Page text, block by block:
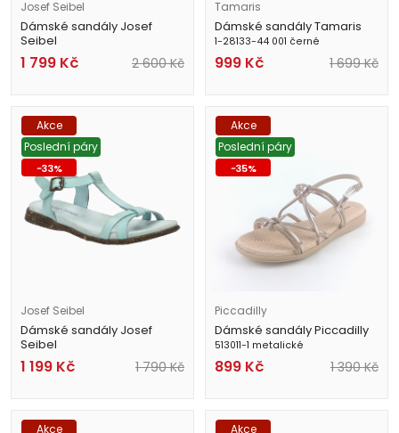
Josef Seibel
Dámské sandály Josef
Seibel
97302 TE380 202 béžové
1 799 Kč 2 600Kč
Tamaris
Dámské sandály Tamaris
1-28133-44 001 černé
999 Kč 1 699Kč
Akce
Poslední páry
-33%
Josef Seibel
Dámské sandály Josef
Seibel
74501 817 610 zelené
1 199 Kč 1 790Kč
Akce
Poslední páry
-35%
Piccadilly
Dámské sandály Piccadilly
513011-1 metalické
899 Kč 1 390Kč
Akce
Akce